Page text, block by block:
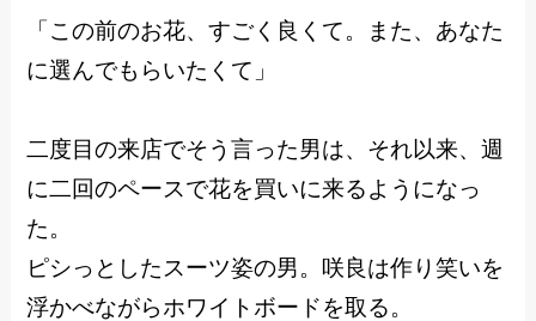
「この前のお花、すごく良くて。また、あなた
に選んでもらいたくて」
二度目の来店でそう言った男は、それ以来、週
に二回のペースで花を買いに来るようになっ
た。
ピシっとしたスーツ姿の男。咲良は作り笑いを
浮かべながらホワイトボードを取る。